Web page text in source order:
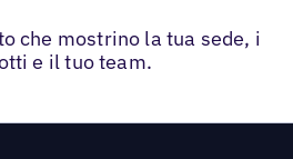
che mostrino la tua sede, i
e il tuo team.